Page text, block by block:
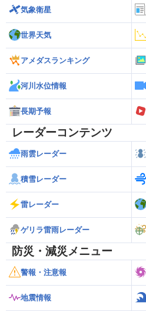
気象衛星
世界天気
アメダスランキング
河川水位情報
長期予報
レーダーコンテンツ
雨雲レーダー
積雪レーダー
雷レーダー
ゲリラ雷雨レーダー
防災・減災メニュー
警報・注意報
地震情報